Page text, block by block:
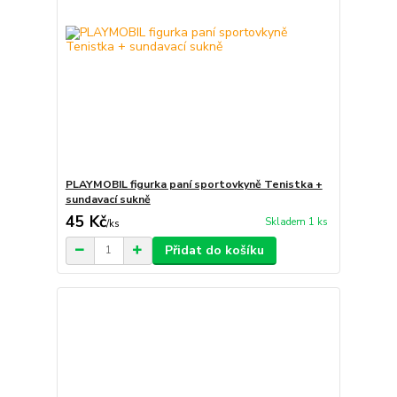
PLAYMOBIL figurka paní sportovkyně Tenistka +
sundavací sukně
45 Kč/ks Skladem 1 ks
Přidat do košíku